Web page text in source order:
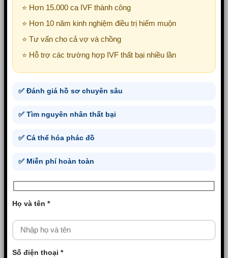
⭐ Hơn 15.000 ca IVF thành công
⭐ Hơn 10 năm kinh nghiệm điều trị hiếm muộn
⭐ Tư vấn cho cả vợ và chồng
⭐ Hỗ trợ các trường hợp IVF thất bại nhiều lần
✅ Đánh giá hồ sơ chuyên sâu
✅ Tìm nguyên nhân thất bại
✅ Cá thể hóa phác đồ
✅ Miễn phí hoàn toàn
Họ và tên *
Số điện thoại *